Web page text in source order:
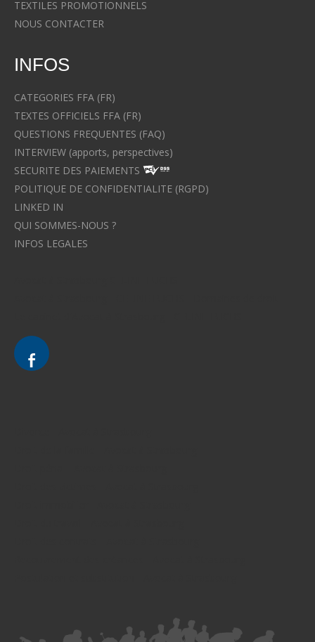
TEXTILES PROMOTIONNELS
NOUS CONTACTER
INFOS
CATEGORIES FFA (FR)
TEXTES OFFICIELS FFA (FR)
QUESTIONS FREQUENTES (FAQ)
INTERVIEW (apports, perspectives)
SECURITE DES PAIEMENTS
POLITIQUE DE CONFIDENTIALITE (RGPD)
LINKED IN
QUI SOMMES-NOUS ?
INFOS LEGALES